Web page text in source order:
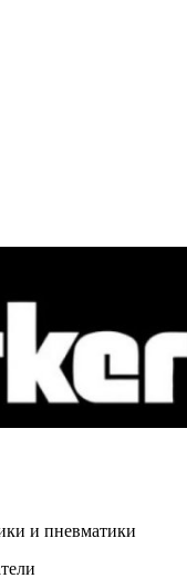
и пневматики